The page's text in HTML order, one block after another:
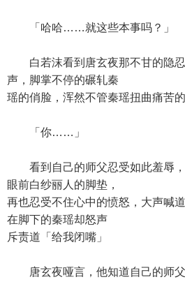
「哈哈……就这些本事吗？」
白若沫看到唐玄夜那不甘的隐忍
声，脚掌不停的碾轧秦
瑶的俏脸，浑然不管秦瑶扭曲痛苦的
「你……」
看到自己的师父忍受如此羞辱，
眼前白纱丽人的脚垫，
再也忍受不住心中的愤怒，大声喊
在脚下的秦瑶却怒声
斥责道「给我闭嘴」
唐玄夜哑言，他知道自己的师父